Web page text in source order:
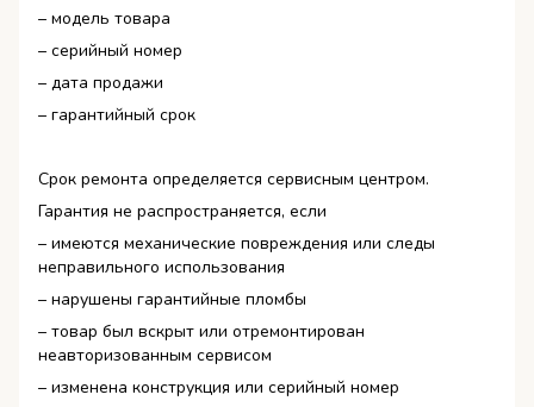
– модель товара
– серийный номер
– дата продажи
– гарантийный срок
Срок ремонта определяется сервисным центром.
Гарантия не распространяется, если
– имеются механические повреждения или следы
неправильного использования
– нарушены гарантийные пломбы
– товар был вскрыт или отремонтирован
неавторизованным сервисом
– изменена конструкция или серийный номер